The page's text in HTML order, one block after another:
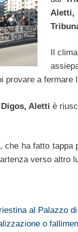
Aletti,
Il
provare a fermare
Digos, Aletti è
, che ha fatto tappa
verso altro
al Palazzo
o